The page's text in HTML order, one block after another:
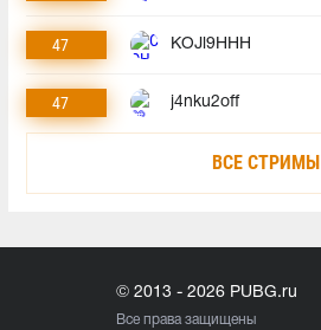
47 KOJl9HHH
47 j4nku2off
ВСЕ СТРИМЫ
© 2013 - 2026 PUBG.ru
Все права защищены